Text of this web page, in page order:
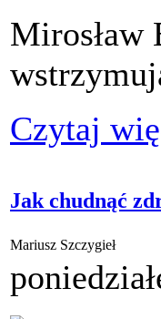
Mirosław
Czytaj
Jak chudnąć
Mariusz Szczygieł